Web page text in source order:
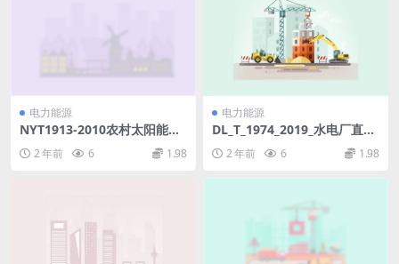
电力能源
NYT1913-2010农村太阳能光
伏室外照明装置技术要求.pdf
2 年前 6 1.98
电力能源
DL_T_1974_2019_水电厂直流
2 年前 6 1.98